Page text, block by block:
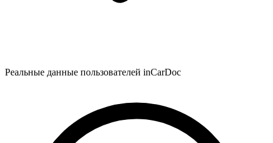
Реальные данные пользователей inCarDoc